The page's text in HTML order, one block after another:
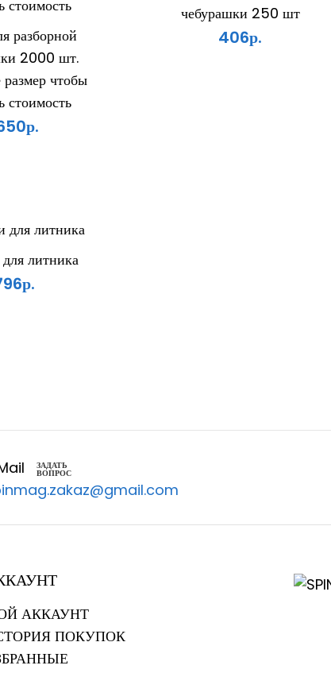
разборной
2000 шт.
чтобы
стоимость
чебурашки 250 шт
406р.
литника
ЗАДАТЬ
ВОПРОС
АККАУНТ
ПОКУПОК